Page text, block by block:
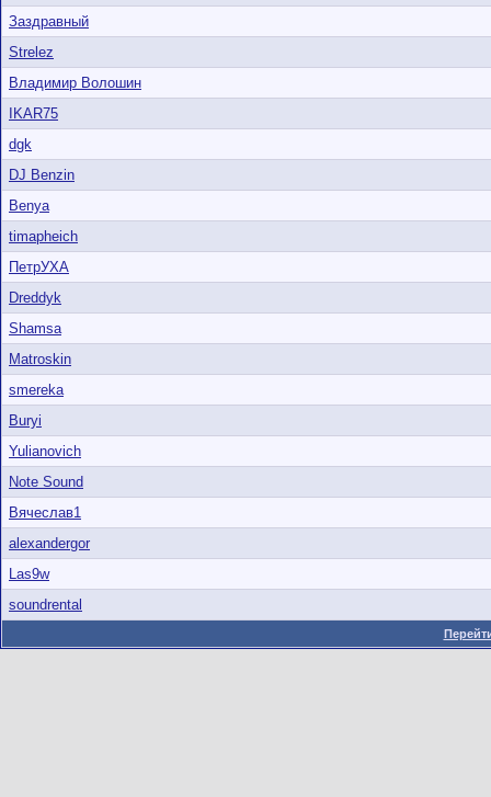
Заздравный
Strelez
Владимир Волошин
IKAR75
dgk
DJ Benzin
Benya
timapheich
ПетрУXA
Dreddyk
Shamsa
Matroskin
smereka
Buryi
Yulianovich
Note Sound
Вячеслав1
alexandergor
Las9w
soundrental